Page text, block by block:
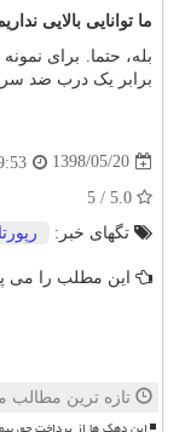
ما توانایی بالایی
بله، حتما. برای
برابر یک درب ضد
1398/05/20
تگهای خبر:
این مطلب را می
تازه ترین مطالب